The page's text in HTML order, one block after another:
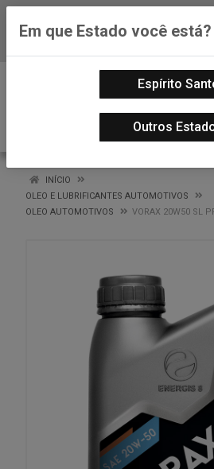
INÍCIO
OLEO E LUBRIFICANTES AUTOMOTIVOS
OLEO AUTOMOTIVOS
VORAX 20W50 SL
Em que Estado você está?
Espírito
Outros